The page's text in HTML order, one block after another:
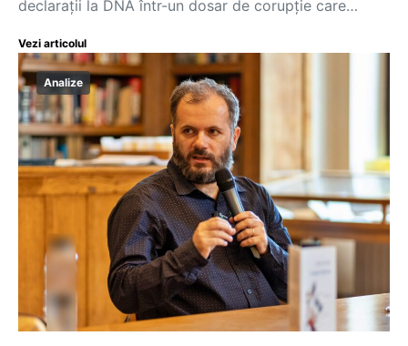
declarații la DNA într-un dosar de corupție care…
Vezi articolul
Analize